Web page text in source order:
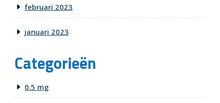
februari 2023
januari 2023
Categorieën
0.5 mg